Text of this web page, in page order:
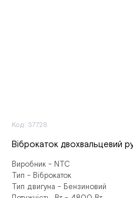
Код: 37728
Віброкаток двохвальцевий
Виробник - NTC
Тип - Віброкаток
Тип двигуна - Бензиновий